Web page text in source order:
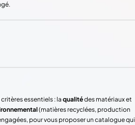
essentiels : la qualitédes matériaux et
(matières recyclées, production
pour vous proposer un catalogue qui